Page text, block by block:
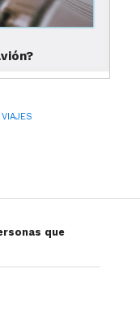
avión?
exigen
la KN-95 o la
el vuelo
VIAJES
que